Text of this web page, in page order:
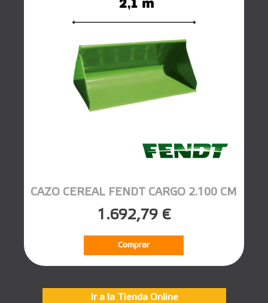
CAZO CEREAL FENDT CARGO 2.100 CM
1.692,79 €
Comprar
Ir a la Tienda Online